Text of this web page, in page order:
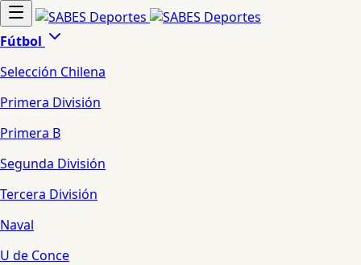
Fútbol
Selección Chilena
Primera División
Primera B
Segunda División
Tercera División
Naval
U de Conce